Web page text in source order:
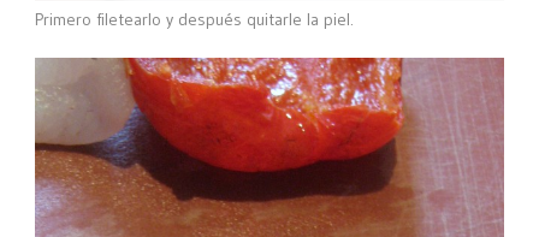
Primero filetearlo y después quitarle la piel.